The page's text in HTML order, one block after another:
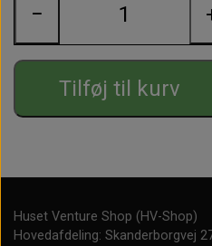
håndkraft i Danmark, hvilket
Produktinformation
Håndlavet af genbrugte
Produceret i Danmark
Diameter: ca. 7,5 cm
−
Tilføj til kurv
Huset Venture Shop (HV-Shop)
Hovedafdeling: Skanderborgvej